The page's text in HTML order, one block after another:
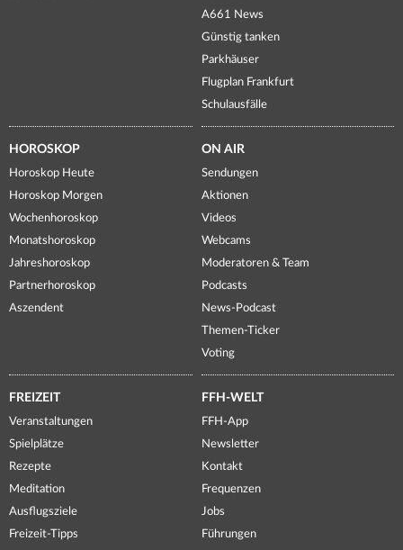
A661 News
Günstig tanken
Parkhäuser
Flugplan Frankfurt
Schulausfälle
HOROSKOP
Horoskop Heute
Horoskop Morgen
Wochenhoroskop
Monatshoroskop
Jahreshoroskop
Partnerhoroskop
Aszendent
ON AIR
Sendungen
Aktionen
Videos
Webcams
Moderatoren & Team
Podcasts
News-Podcast
Themen-Ticker
Voting
FREIZEIT
Veranstaltungen
Spielplätze
Rezepte
Meditation
Ausflugsziele
Freizeit-Tipps
FFH-WELT
FFH-App
Newsletter
Kontakt
Frequenzen
Jobs
Führungen